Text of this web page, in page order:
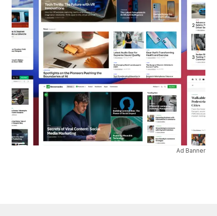
Ad Banner